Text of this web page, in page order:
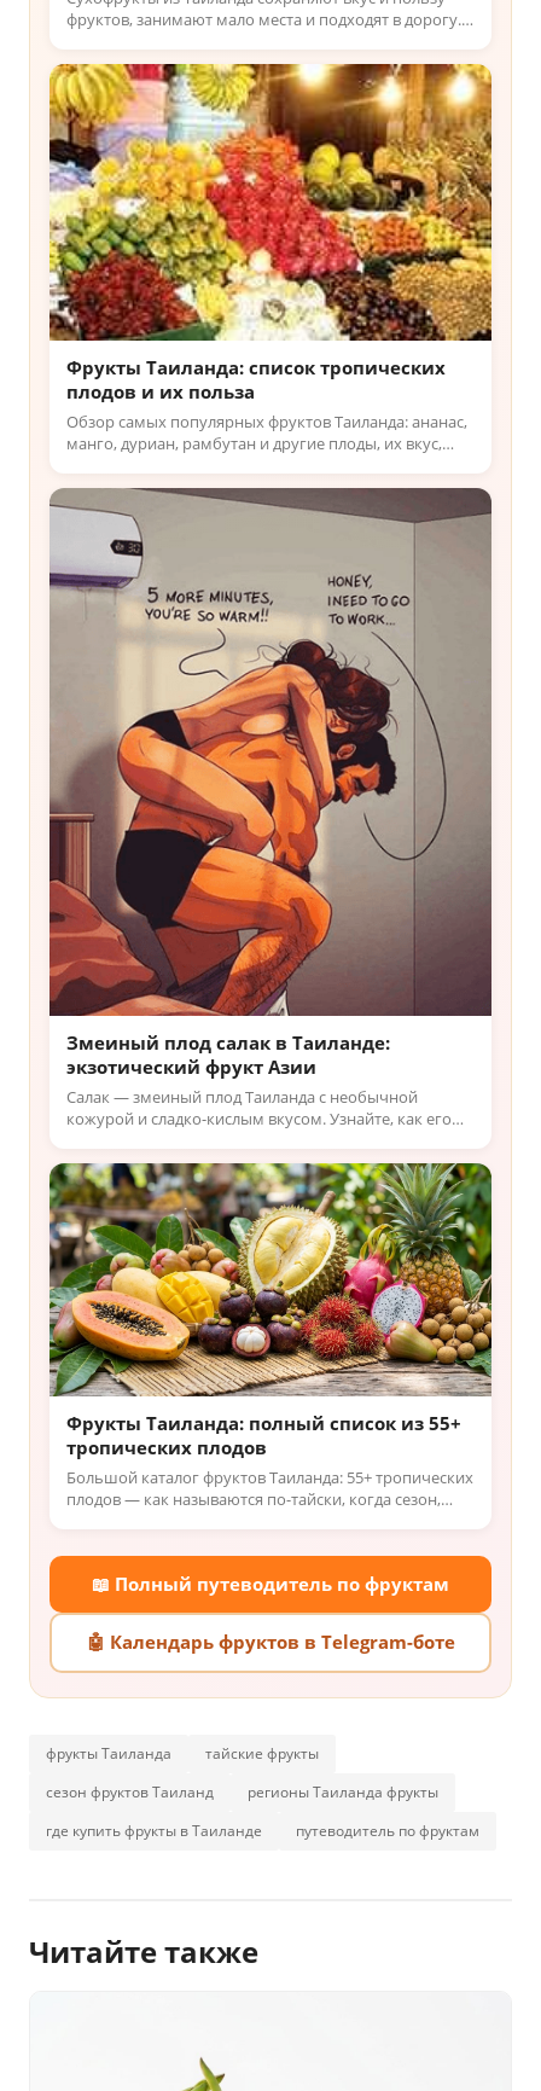
фруктов, занимают мало места и подходят в дорогу.
читайте у нас.
Фрукты Таиланда: список тропических
плодов и их польза
Обзор самых популярных фруктов Таиланда: ананас,
манго, дуриан, рамбутан и другие плоды, их вкус,
Читайте!
Змеиный плод салак в Таиланде:
экзотический фрукт Азии
Салак — змеиный плод Таиланда с необычной
кожурой и сладко-кислым вкусом. Узнайте, как его
афродизиаком, читайте!
Фрукты Таиланда: полный список из 55+
тропических плодов
Большой каталог фруктов Таиланда: 55+ тропических
плодов — как называются по-тайски, когда сезон,
📖 Полный путеводитель по фруктам
🤖 Календарь фруктов в Telegram-боте
фрукты Таиланда
тайские фрукты
сезон фруктов Таиланд
регионы Таиланда фрукты
где купить фрукты в Таиланде
путеводитель по фруктам
Читайте также